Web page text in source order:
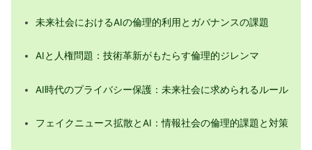
I倫理が形作る未来社会の課題と展望：
未来社会におけるAIの倫理的利用とガバナンスの課題
AIと人権問題：技術革新がもたらす倫理的ジレンマ
AI時代のプライバシー保護：未来社会に求められるルール
フェイクニュース拡散とAI：情報社会の倫理的課題と対策